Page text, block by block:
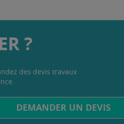
?
des devis travaux
DEMANDER UN DEVIS